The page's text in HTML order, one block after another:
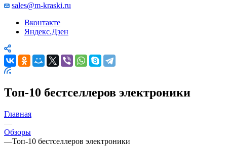
sales@m-kraski.ru
Вконтакте
Яндекс.Дзен
Топ-10 бестселлеров электроники
Главная
—
Обзоры
—Топ-10 бестселлеров электроники